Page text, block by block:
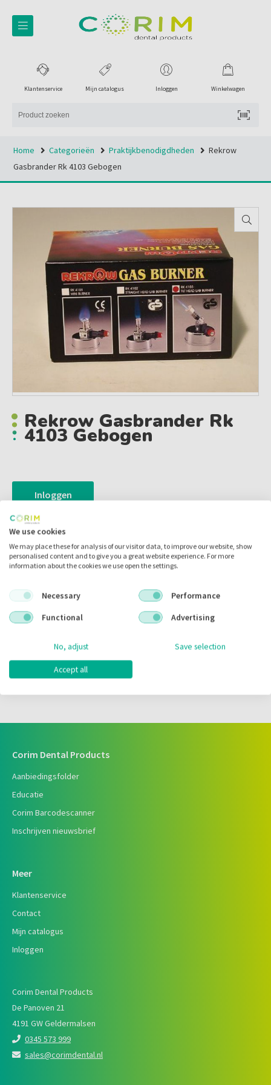
Winkelwagen
Inloggen
Mijn catalogus
Klantenservice
Home Categorieën Praktijkbenodigdheden
Rekrow
Gasbrander Rk 4103 Gebogen
Rekrow Gasbrander Rk
4103 Gebogen
Inloggen
Zet in mijn catalogus
Artikelnr.:
Code fabrikant:
RK4103
Corim Dental Products
Aanbiedingsfolder
Educatie
Corim Barcodescanner
Inschrijven nieuwsbrief
Meer
Klantenservice
Contact
Mijn catalogus
Inloggen
Corim Dental Products
De Panoven 21
4191 GW Geldermalsen
0345 573 999
sales@corimdental.nl
We use cookies
We may place these for analysis of our visitor data, to improve our website, show
personalised content and to give you a great website experience. For more
information about the cookies we use open the settings.
Necessary
Performance
Functional
Advertising
No, adjust Save selection
Accept all